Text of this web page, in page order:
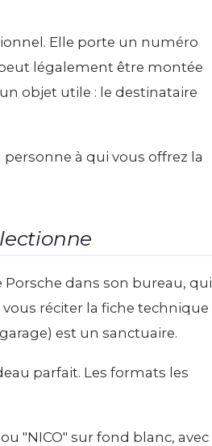
Elle porte un numéro
légalement être montée
objet utile : le destinataire
à qui vous offrez la
Porsche dans son bureau, qui
réciter la fiche technique
est un sanctuaire.
parfait. Les formats les
"NICO" sur fond blanc, avec